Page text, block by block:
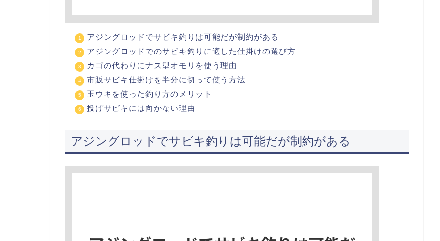
アジングロッドでサビキ釣りは可能だが制約がある
アジングロッドでのサビキ釣りに適した仕掛けの選び方
カゴの代わりにナス型オモリを使う理由
市販サビキ仕掛けを半分に切って使う方法
玉ウキを使った釣り方のメリット
投げサビキには向かない理由
アジングロッドでサビキ釣りは可能だが制約がある